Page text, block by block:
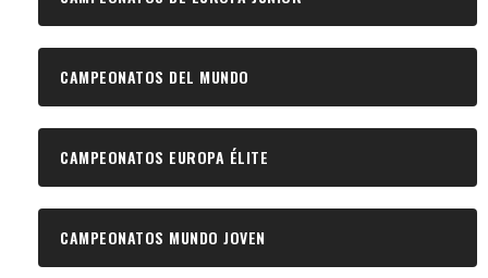
CAMPEONATOS DEL MUNDO
CAMPEONATOS EUROPA ÉLITE
CAMPEONATOS MUNDO JOVEN